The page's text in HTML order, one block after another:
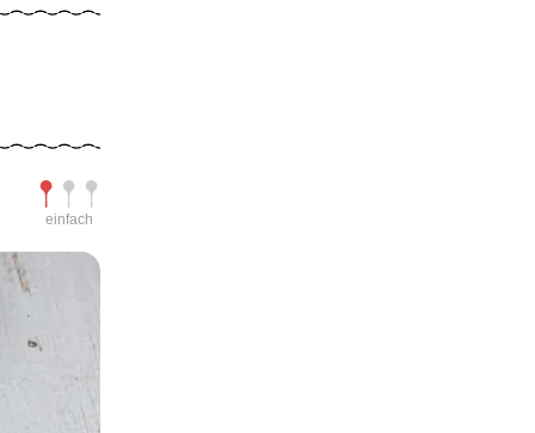
Schwierigkeit
einfach